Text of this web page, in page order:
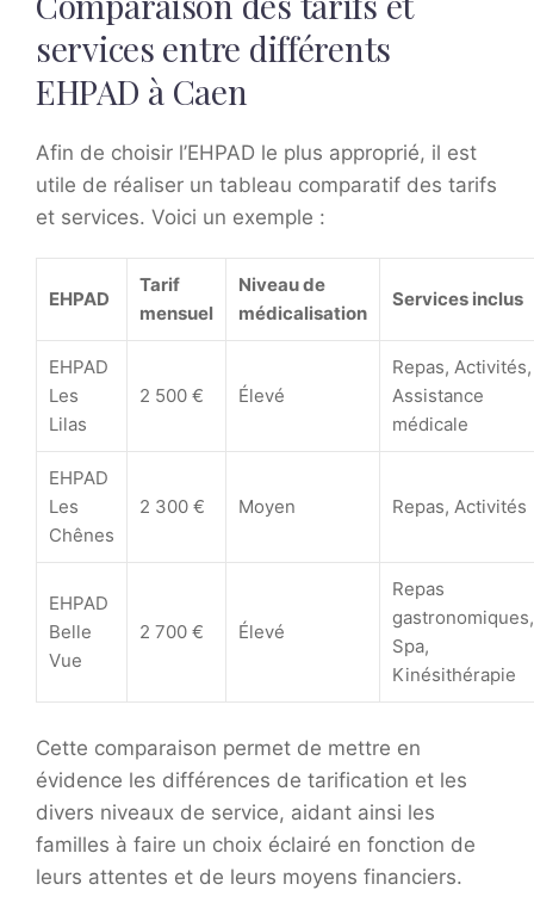
services entre différents
EHPAD à Caen
Afin de choisir l’EHPAD le plus approprié, il est
utile de réaliser un tableau comparatif des tarifs
et services. Voici un exemple :
EHPAD
Tarif
mensuel
Niveau de
médicalisation
Services inclus
EHPAD
Les
Lilas
2 500 € Élevé
Repas, Activités,
Assistance
médicale
EHPAD
Les
Chênes
2 300 € Moyen Repas, Activités
EHPAD
Belle
Vue
2 700 € Élevé
Repas
gastronomiques,
Spa,
Kinésithérapie
Cette comparaison permet de mettre en
évidence les différences de tarification et les
divers niveaux de service, aidant ainsi les
familles à faire un choix éclairé en fonction de
leurs attentes et de leurs moyens financiers.